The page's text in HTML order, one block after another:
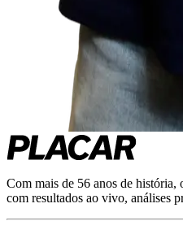
Com mais de 56 anos de história,
com resultados ao vivo, análises